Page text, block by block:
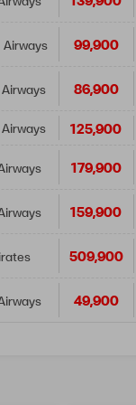
99,900
86,900
125,900
179,900
159,900
509,900
49,900